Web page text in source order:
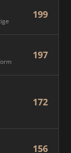
199
197
172
156